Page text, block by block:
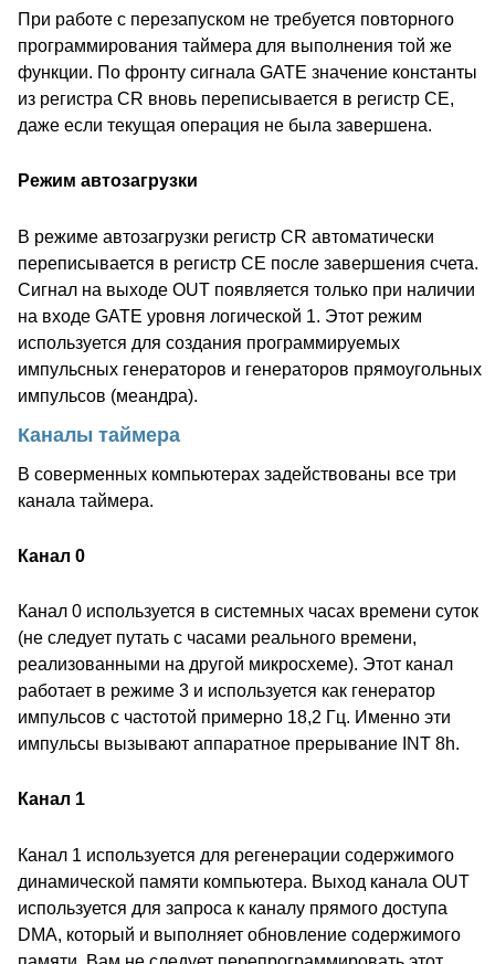
При работе с перезапуском не требуется повторного
программирования таймера для выполнения той же
функции. По фронту сигнала GATE значение константы
из регистра CR вновь переписывается в регистр CE,
даже если текущая операция не была завершена.
Режим автозагрузки
В режиме автозагрузки регистр CR автоматически
переписывается в регистр CE после завершения счета.
Сигнал на выходе OUT появляется только при наличии
на входе GATE уровня логической 1. Этот режим
используется для создания программируемых
импульсных генераторов и генераторов прямоугольных
импульсов (меандра).
Каналы таймера
В соверменных компьютерах задействованы все три
канала таймера.
Канал 0
Канал 0 используется в системных часах времени суток
(не следует путать с часами реального времени,
реализованными на другой микросхеме). Этот канал
работает в режиме 3 и используется как генератор
импульсов с частотой примерно 18,2 Гц. Именно эти
импульсы вызывают аппаратное прерывание INT 8h.
Канал 1
Канал 1 используется для регенерации содержимого
динамической памяти компьютера. Выход канала OUT
используется для запроса к каналу прямого доступа
DMA, который и выполняет обновление содержимого